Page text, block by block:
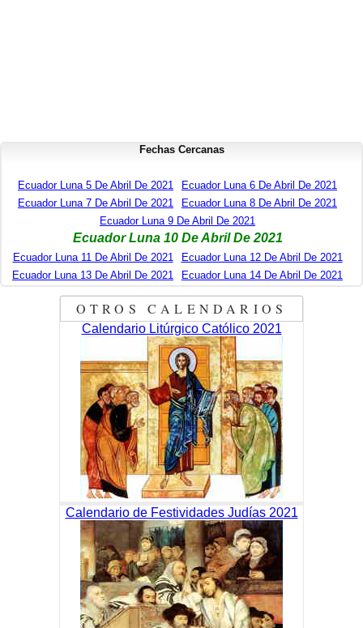
Fechas Cercanas
Ecuador Luna 5 De Abril De 2021
Ecuador Luna 6 De Abril De 2021
Ecuador Luna 7 De Abril De 2021
Ecuador Luna 8 De Abril De 2021
Ecuador Luna 9 De Abril De 2021
Ecuador Luna 10 De Abril De 2021
Ecuador Luna 11 De Abril De 2021
Ecuador Luna 12 De Abril De 2021
Ecuador Luna 13 De Abril De 2021
Ecuador Luna 14 De Abril De 2021
OTROS CALENDARIOS
Calendario Litúrgico Católico 2021
Calendario de Festividades Judías 2021